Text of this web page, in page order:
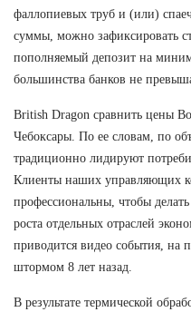
фаллопиевых труб и (или)
суммы, можно зафиксировать
пополняемый депозит на
большинства банков не
British Dragon сравнить цены
Чебоксары. По ее словам, по
традиционно лидируют
Клиенты наших управляющих
профессиональны, чтобы
роста отдельных отраслей
приводится видео события, на
штормом 8 лет назад.
В результате термической